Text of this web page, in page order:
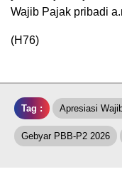
Wajib Pajak pribadi
(H76)
Tag : Apresiasi
Gebyar PBB-P2 2026